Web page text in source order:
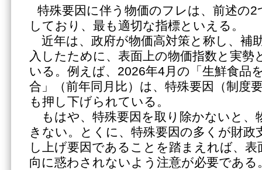
特殊要因に伴う物価のフレは、前述の
しており、最も適切な指標といえる。
近年は、政府が物価高対策と称し、補
入したために、表面上の物価指数と実勢
いる。例えば、2026年4月の「生鮮食品
合」（前年同月比）は、特殊要因（制度
も押し下げられている。
もはや、特殊要因を取り除かないと、
きない。とくに、特殊要因の多くが財政
し上げ要因であることを踏まえれば、表
向に惑わされないよう注意が必要である